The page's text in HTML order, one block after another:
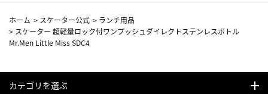
ホーム > スケーター公式 > ランチ用品
> スケーター 超軽量ロック付ワンプッシュダイレクトステンレスボトル
Mr.Men Little Miss SDC4
カテゴリを選ぶ